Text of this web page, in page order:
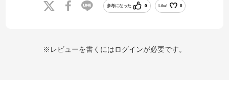
参考になった 0 Like! 0
※レビューを書くにはログインが必要です。